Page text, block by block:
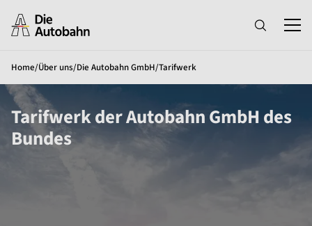
Home/Über uns/Die Autobahn GmbH/Tarifwerk
Tarifwerk der Autobahn GmbH des
Bundes